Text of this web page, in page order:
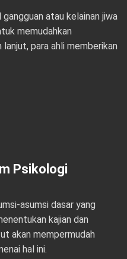
atau kelainan jiwa
memudahkan
para ahli memberikan
Psikologi
asumsi dasar yang
kajian dan
akan mempermudah
hal ini.